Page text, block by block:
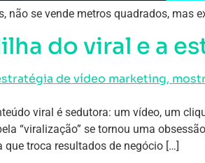
não se vende metros quadrados,
do viral e a
viral é sedutora: um vídeo, um
“viralização” se tornou uma
que troca resultados de negócio […]